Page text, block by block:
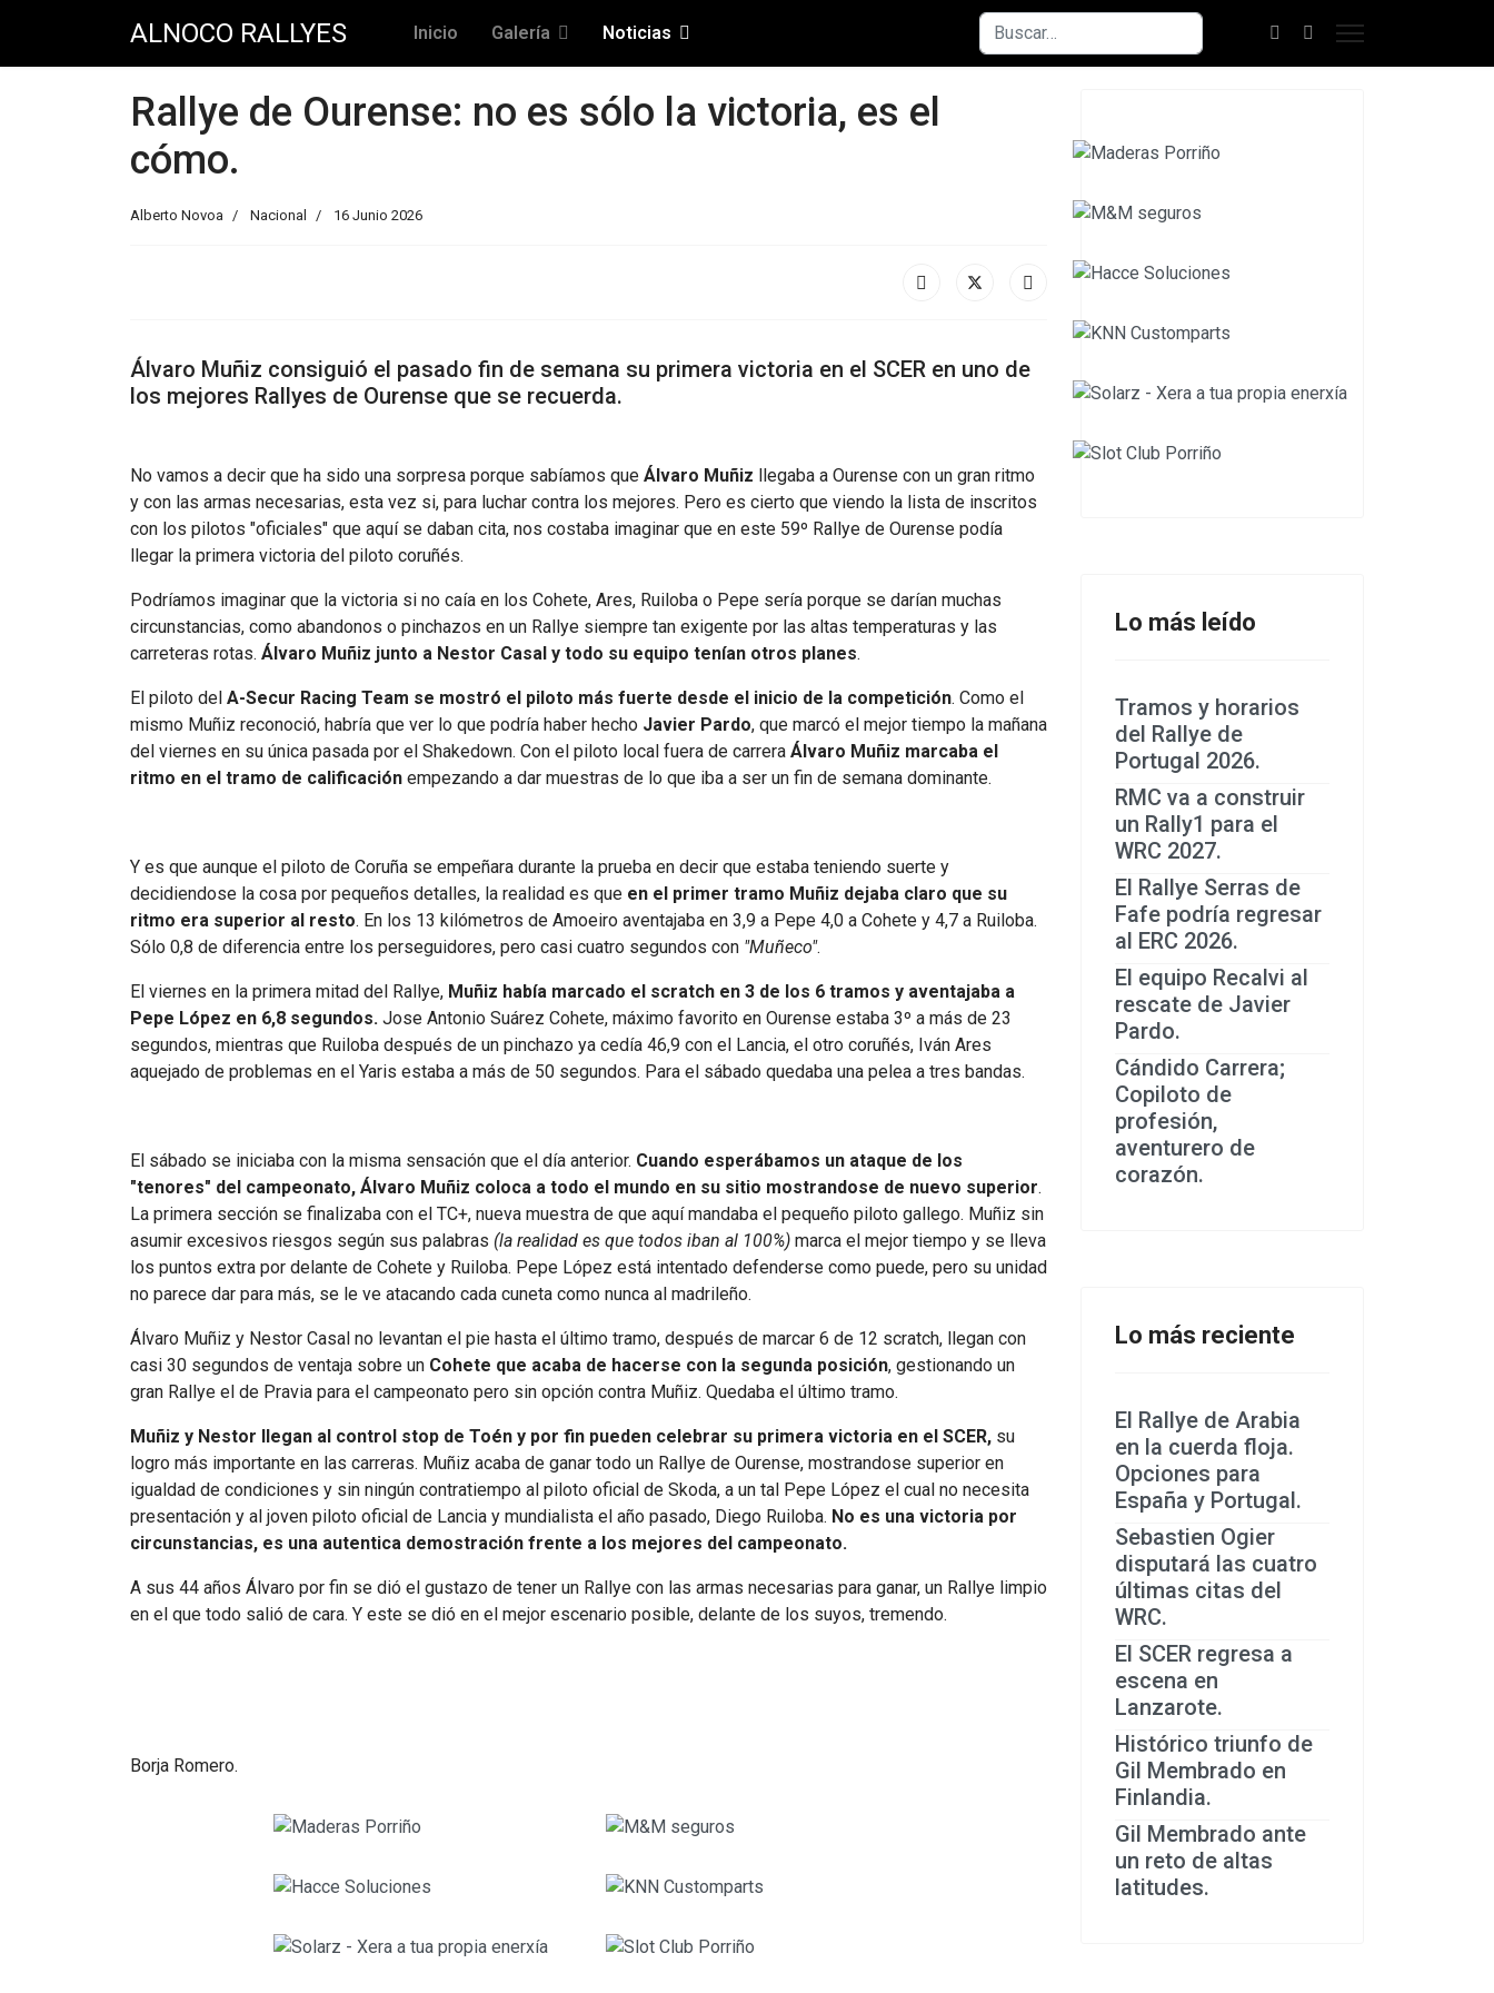
ALNOCO RALLYES Inicio Galería Noticias Buscar
Rallye de Ourense: no es sólo la victoria, es el
cómo.
Alberto Novoa Nacional 16 Junio 2026
Álvaro Muñiz consiguió el pasado fin de semana su primera victoria en el SCER en uno de
los mejores Rallyes de Ourense que se recuerda.
No vamos a decir que ha sido una sorpresa porque sabíamos que Álvaro Muñiz llegaba a Ourense con un gran ritmo
y con las armas necesarias, esta vez si, para luchar contra los mejores. Pero es cierto que viendo la lista de inscritos
con los pilotos "oficiales" que aquí se daban cita, nos costaba imaginar que en este 59º Rallye de Ourense podía
llegar la primera victoria del piloto coruñés.
Podríamos imaginar que la victoria si no caía en los Cohete, Ares, Ruiloba o Pepe sería porque se darían muchas
circunstancias, como abandonos o pinchazos en un Rallye siempre tan exigente por las altas temperaturas y las
carreteras rotas. Álvaro Muñiz junto a Nestor Casal y todo su equipo tenían otros planes.
El piloto del A-Secur Racing Team se mostró el piloto más fuerte desde el inicio de la competición. Como el
mismo Muñiz reconoció, habría que ver lo que podría haber hecho Javier Pardo, que marcó el mejor tiempo la mañana
del viernes en su única pasada por el Shakedown. Con el piloto local fuera de carrera Álvaro Muñiz marcaba el
ritmo en el tramo de calificación empezando a dar muestras de lo que iba a ser un fin de semana dominante.
Y es que aunque el piloto de Coruña se empeñara durante la prueba en decir que estaba teniendo suerte y
decidiendose la cosa por pequeños detalles, la realidad es que en el primer tramo Muñiz dejaba claro que su
ritmo era superior al resto. En los 13 kilómetros de Amoeiro aventajaba en 3,9 a Pepe 4,0 a Cohete y 4,7 a Ruiloba.
Sólo 0,8 de diferencia entre los perseguidores, pero casi cuatro segundos con "Muñeco".
El viernes en la primera mitad del Rallye, Muñiz había marcado el scratch en 3 de los 6 tramos y aventajaba a
Pepe López en 6,8 segundos. Jose Antonio Suárez Cohete, máximo favorito en Ourense estaba 3º a más de 23
segundos, mientras que Ruiloba después de un pinchazo ya cedía 46,9 con el Lancia, el otro coruñés, Iván Ares
aquejado de problemas en el Yaris estaba a más de 50 segundos. Para el sábado quedaba una pelea a tres bandas.
El sábado se iniciaba con la misma sensación que el día anterior. Cuando esperábamos un ataque de los
"tenores" del campeonato, Álvaro Muñiz coloca a todo el mundo en su sitio mostrandose de nuevo superior.
La primera sección se finalizaba con el TC+, nueva muestra de que aquí mandaba el pequeño piloto gallego. Muñiz sin
asumir excesivos riesgos según sus palabras (la realidad es que todos iban al 100%) marca el mejor tiempo y se lleva
los puntos extra por delante de Cohete y Ruiloba. Pepe López está intentado defenderse como puede, pero su unidad
no parece dar para más, se le ve atacando cada cuneta como nunca al madrileño.
Álvaro Muñiz y Nestor Casal no levantan el pie hasta el último tramo, después de marcar 6 de 12 scratch, llegan con
casi 30 segundos de ventaja sobre un Cohete que acaba de hacerse con la segunda posición, gestionando un
gran Rallye el de Pravia para el campeonato pero sin opción contra Muñiz. Quedaba el último tramo.
Muñiz y Nestor llegan al control stop de Toén y por fin pueden celebrar su primera victoria en el SCER, su
logro más importante en las carreras. Muñiz acaba de ganar todo un Rallye de Ourense, mostrandose superior en
igualdad de condiciones y sin ningún contratiempo al piloto oficial de Skoda, a un tal Pepe López el cual no necesita
presentación y al joven piloto oficial de Lancia y mundialista el año pasado, Diego Ruiloba. No es una victoria por
circunstancias, es una autentica demostración frente a los mejores del campeonato.
A sus 44 años Álvaro por fin se dió el gustazo de tener un Rallye con las armas necesarias para ganar, un Rallye limpio
en el que todo salió de cara. Y este se dió en el mejor escenario posible, delante de los suyos, tremendo.
Borja Romero.
Lo más leído
Tramos y horarios
del Rallye de
Portugal 2026.
RMC va a construir
un Rally1 para el
WRC 2027.
El Rallye Serras de
Fafe podría regresar
al ERC 2026.
El equipo Recalvi al
rescate de Javier
Pardo.
Cándido Carrera;
Copiloto de
profesión,
aventurero de
corazón.
Lo más reciente
El Rallye de Arabia
en la cuerda floja.
Opciones para
España y Portugal.
Sebastien Ogier
disputará las cuatro
últimas citas del
WRC.
El SCER regresa a
escena en
Lanzarote.
Histórico triunfo de
Gil Membrado en
Finlandia.
Gil Membrado ante
un reto de altas
latitudes.